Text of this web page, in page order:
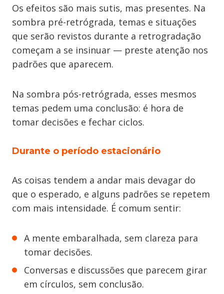
Os efeitos são mais sutis, mas presentes. Na
sombra pré-retrógrada, temas e situações
que serão revistos durante a retrogradação
começam a se insinuar — preste atenção nos
padrões que aparecem.
Na sombra pós-retrógrada, esses mesmos
temas pedem uma conclusão: é hora de
tomar decisões e fechar ciclos.
Durante o período estacionário
As coisas tendem a andar mais devagar do
que o esperado, e alguns padrões se repetem
com mais intensidade. É comum sentir:
A mente embaralhada, sem clareza para
tomar decisões.
Conversas e discussões que parecem girar
em círculos, sem conclusão.